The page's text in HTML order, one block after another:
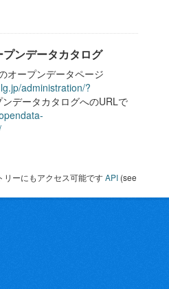
プンデータカタログ
オープンデータページ
administration/?
データカタログへのURLで
リーにもアクセス可能ですAPI (see